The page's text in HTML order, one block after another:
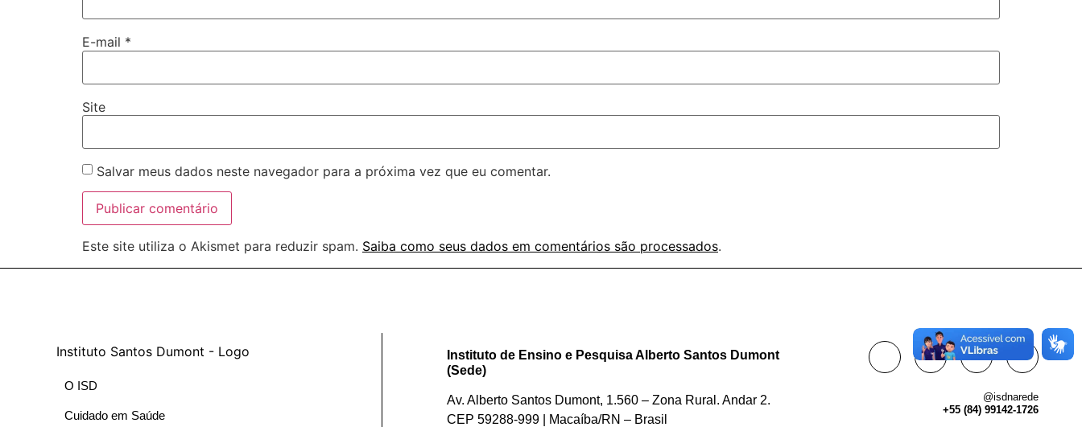
E-mail *
Site
Salvar meus dados neste navegador para a próxima vez que eu comentar.
Este site utiliza o Akismet para reduzir spam. Saiba como seus dados em comentários são processados.
O ISD
Cuidado em Saúde
Instituto de Ensino e Pesquisa Alberto Santos Dumont
(Sede)
Av. Alberto Santos Dumont, 1.560 – Zona Rural. Andar 2.
CEP 59288-999 | Macaíba/RN – Brasil
@isdnarede
+55 (84) 99142-1726